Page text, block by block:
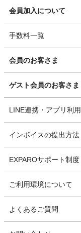
会員加入について
手数料一覧
会員のお客さま
ゲスト会員のお客さま
LINE連携・アプリ利
インボイスの提出方法
EXPAROサポート制度
ご利用環境について
よくあるご質問